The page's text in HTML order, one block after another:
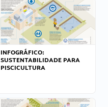
INFOGRÁFICO:
SUSTENTABILIDADE PARA
PISCICULTURA